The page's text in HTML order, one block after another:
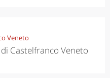
Veneto
Castelfranco Veneto